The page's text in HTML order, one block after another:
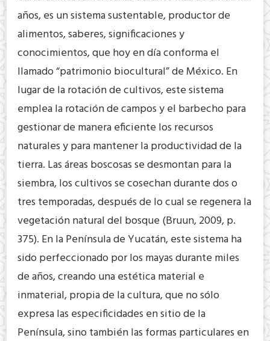
años, es un sistema sustentable, productor de
alimentos, saberes, significaciones y
conocimientos, que hoy en día conforma el
llamado “patrimonio biocultural” de México. En
lugar de la rotación de cultivos, este sistema
emplea la rotación de campos y el barbecho para
gestionar de manera eficiente los recursos
naturales y para mantener la productividad de la
tierra. Las áreas boscosas se desmontan para la
siembra, los cultivos se cosechan durante dos o
tres temporadas, después de lo cual se regenera la
vegetación natural del bosque (Bruun, 2009, p.
375). En la Península de Yucatán, este sistema ha
sido perfeccionado por los mayas durante miles
de años, creando una estética material e
inmaterial, propia de la cultura, que no sólo
expresa las especificidades en sitio de la
Península, sino también las formas particulares en